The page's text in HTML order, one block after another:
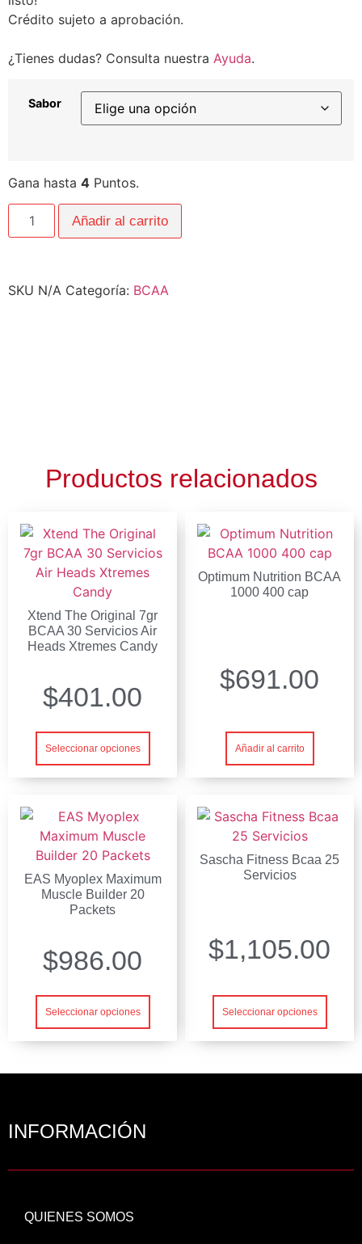
Crédito sujeto a aprobación.
¿Tienes dudas? Consulta nuestra Ayuda.
Sabor
Gana hasta 4 Puntos.
Añadir al carrito
SKU N/A Categoría: BCAA
Productos relacionados
Xtend The Original 7gr
BCAA 30 Servicios Air
Heads Xtremes Candy
$401.00
Seleccionar opciones
Optimum Nutrition BCAA
1000 400 cap
$691.00
Añadir al carrito
EAS Myoplex Maximum
Muscle Builder 20
Packets
$986.00
Seleccionar opciones
Sascha Fitness Bcaa 25
Servicios
$1,105.00
Seleccionar opciones
INFORMACIÓN
QUIENES SOMOS